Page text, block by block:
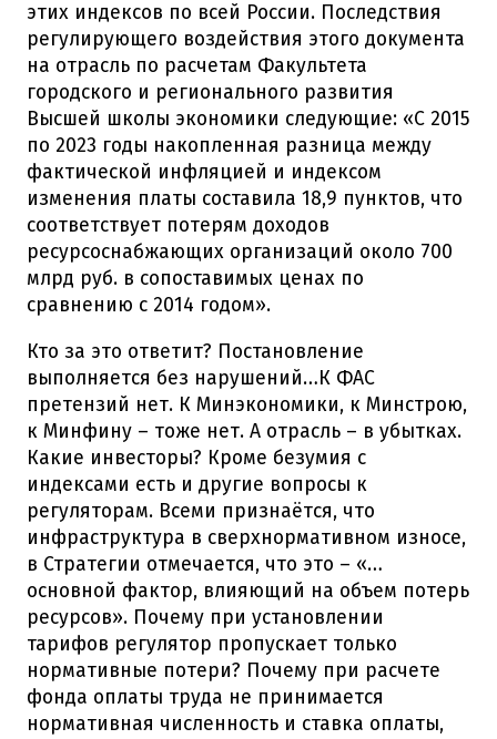
этих индексов по всей России. Последствия
регулирующего воздействия этого документа
на отрасль по расчетам Факультета
городского и регионального развития
Высшей школы экономики следующие: «С 2015
по 2023 годы накопленная разница между
фактической инфляцией и индексом
изменения платы составила 18,9 пунктов, что
соответствует потерям доходов
ресурсоснабжающих организаций около 700
млрд руб. в сопоставимых ценах по
сравнению с 2014 годом».
Кто за это ответит? Постановление
выполняется без нарушений…К ФАС
претензий нет. К Минэкономики, к Минстрою,
к Минфину – тоже нет. А отрасль – в убытках.
Какие инвесторы? Кроме безумия с
индексами есть и другие вопросы к
регуляторам. Всеми признаётся, что
инфраструктура в сверхнормативном износе,
в Стратегии отмечается, что это – «…
основной фактор, влияющий на объем потерь
ресурсов». Почему при установлении
тарифов регулятор пропускает только
нормативные потери? Почему при расчете
фонда оплаты труда не принимается
нормативная численность и ставка оплаты,